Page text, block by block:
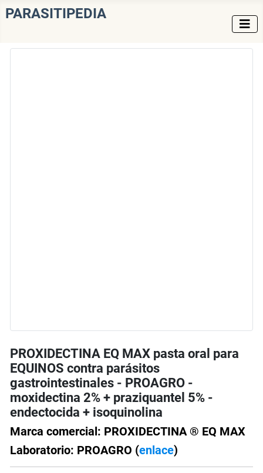
PARASITIPEDIA
PROXIDECTINA EQ MAX pasta oral para
EQUINOS contra parásitos
gastrointestinales - PROAGRO -
moxidectina 2% + praziquantel 5% -
endectocida + isoquinolina
Marca comercial: PROXIDECTINA ® EQ MAX
Laboratorio: PROAGRO (enlace)